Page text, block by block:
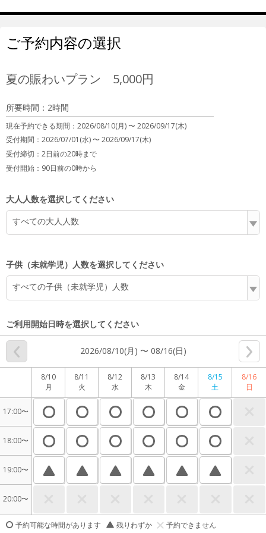
ご予約内容の選択
夏の賑わいプラン 5,000円
所要時間：2時間
現在予約できる期間： 2026/08/10(月) 〜2026/09/17(木)
受付期間：2026/07/01(水) 〜 2026/09/17(木)
受付締切： 2日前の20時まで
受付開始： 90日前の0時から
大人人数を選択してください
すべての大人人数
子供（未就学児）人数を選択してください
すべての子供（未就学児）人数
ご利用開始日時を選択してください
2026/08/10(月) 〜 08/16(日)
8/10
月
8/11
火
8/12
水
8/13
木
8/14
金
8/15
土
8/16
日
17:00〜
18:00〜
19:00〜
20:00〜
予約可能な時間があります 残りわずか 予約できません